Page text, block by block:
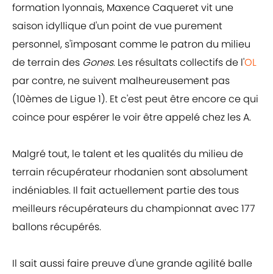
formation lyonnais, Maxence Caqueret vit une
saison idyllique d'un point de vue purement
personnel, s'imposant comme le patron du milieu
de terrain des Gones. Les résultats collectifs de l'OL
par contre, ne suivent malheureusement pas
(10èmes de Ligue 1). Et c'est peut être encore ce qui
coince pour espérer le voir être appelé chez les A.
Malgré tout, le talent et les qualités du milieu de
terrain récupérateur rhodanien sont absolument
indéniables. Il fait actuellement partie des tous
meilleurs récupérateurs du championnat avec 177
ballons récupérés.
Il sait aussi faire preuve d'une grande agilité balle